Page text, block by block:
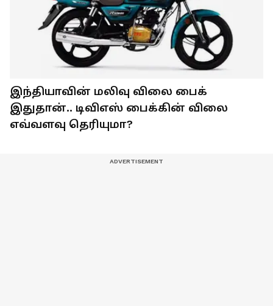
இந்தியாவின் மலிவு விலை பைக்
இதுதான்.. டிவிஎஸ் பைக்கின் விலை
எவ்வளவு தெரியுமா?